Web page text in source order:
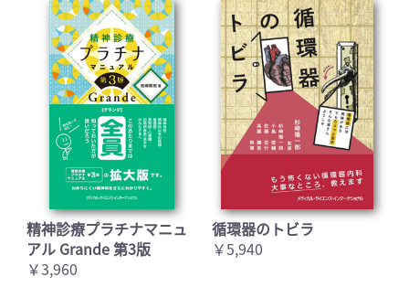
精神診療プラチナマニュ
アル Grande 第3版
￥3,960
循環器のトビラ
￥5,940